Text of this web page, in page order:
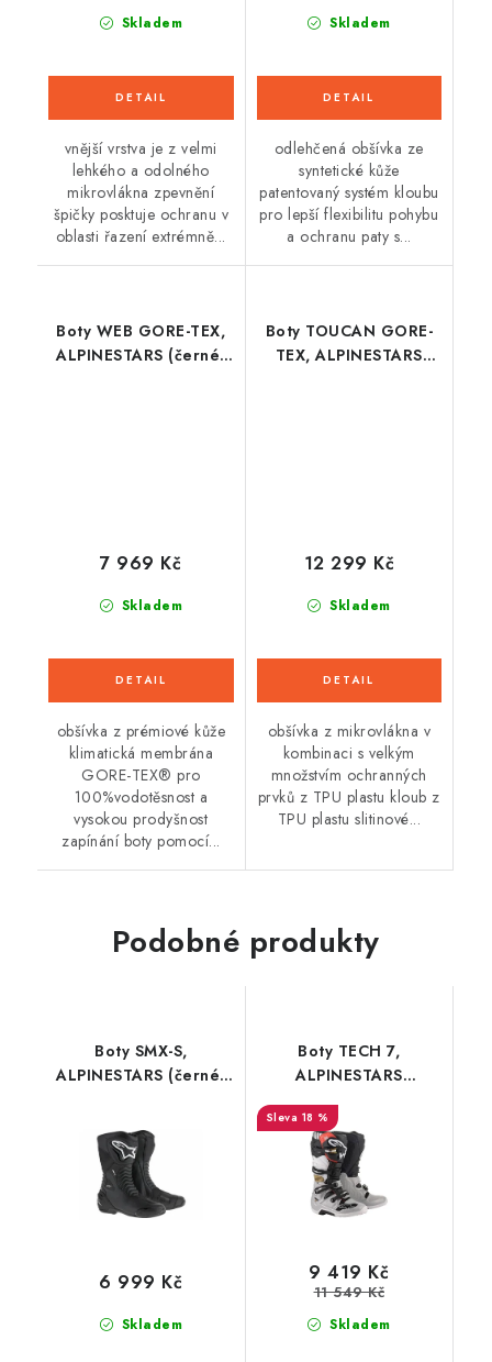
Skladem
vnější vrstva je z velmi
lehkého a odolného
mikrovlákna zpevnění
špičky posktuje ochranu v
oblasti řazení extrémně...
Skladem
odlehčená obšívka ze
syntetické kůže
patentovaný systém kloubu
pro lepší flexibilitu pohybu
a ochranu paty s...
Boty WEB GORE-TEX,
ALPINESTARS (černé)
Skladem
7 969 Kč
obšívka z prémiové kůže
klimatická membrána
GORE-TEX® pro
100%vodotěsnost a
vysokou prodyšnost
zapínání boty pomocí...
Boty TOUCAN GORE-
TEX, ALPINESTARS
Skladem
12 299 Kč
obšívka z mikrovlákna v
kombinaci s velkým
množstvím ochranných
prvků z TPU plastu kloub z
TPU plastu slitinové...
Podobné produkty
Boty SMX-S,
ALPINESTARS (černé)
Skladem
6 999 Kč
Boty TECH 7,
ALPINESTARS
18 %
Skladem
9 419 Kč
11 549 Kč